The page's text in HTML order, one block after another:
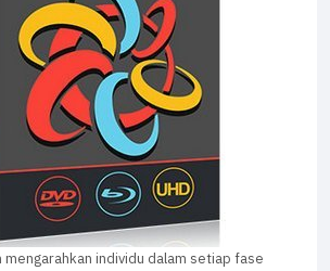
individu dalam setiap fase